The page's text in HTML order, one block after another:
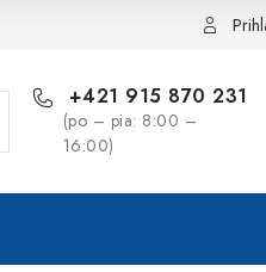
+421 915 870 231
(po – pia: 8:00 –
16:00)